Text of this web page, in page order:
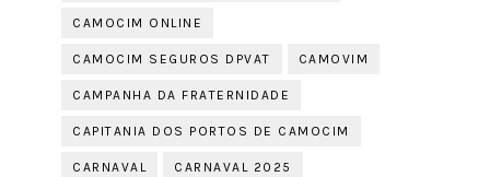
CAMOCIM ONLINE
CAMOCIM SEGUROS DPVAT CAMOVIM
CAMPANHA DA FRATERNIDADE
CAPITANIA DOS PORTOS DE CAMOCIM
CARNAVAL CARNAVAL 2025